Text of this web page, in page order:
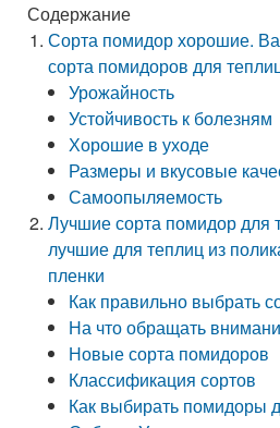
Содержание
Сорта помидор хорошие.
сорта помидоров для
Урожайность
Устойчивость к болезням
Хорошие в уходе
Размеры и вкусовые
Самоопыляемость
Лучшие сорта помидор для
лучшие для теплиц из
пленки
Как правильно выбрать
На что обращать
Новые сорта помидоров
Классификация сортов
Как выбирать помидоры